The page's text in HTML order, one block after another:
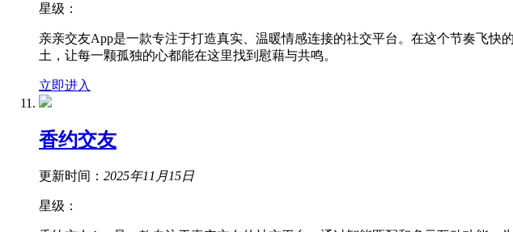
星级：
亲亲交友App是一款专注于打造真实、温暖情感连接的社交平台。在这个节奏飞
土，让每一颗孤独的心都能在这里找到慰藉与共鸣。
立即进入
香约交友
更新时间： 2025年11月15日
星级：